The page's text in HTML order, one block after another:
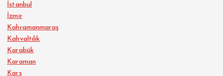
İstanbul
İzmir
Kahramanmaraş
Kahvaltılık
Karabük
Karaman
Kars